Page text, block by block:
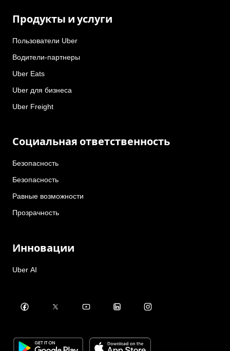
Продукты и услуги
Пользователи Uber
Водители-партнеры
Uber Eats
Uber для бизнеса
Uber Freight
Социальная ответственность
Безопасность
Безопасность
Равные возможности
Прозрачность
Инновации
Uber AI